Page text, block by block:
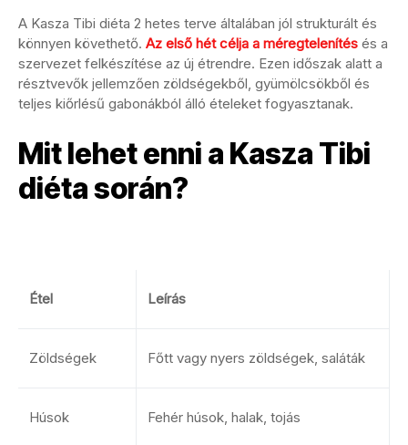
A Kasza Tibi diéta 2 hetes terve általában jól strukturált és
könnyen követhető. Az első hét célja a méregtelenítés és a
szervezet felkészítése az új étrendre. Ezen időszak alatt a
résztvevők jellemzően zöldségekből, gyümölcsökből és
teljes kiőrlésű gabonákból álló ételeket fogyasztanak.
Mit lehet enni a Kasza Tibi
diéta során?
Étel Leírás
Zöldségek Főtt vagy nyers zöldségek, saláták
Húsok Fehér húsok, halak, tojás